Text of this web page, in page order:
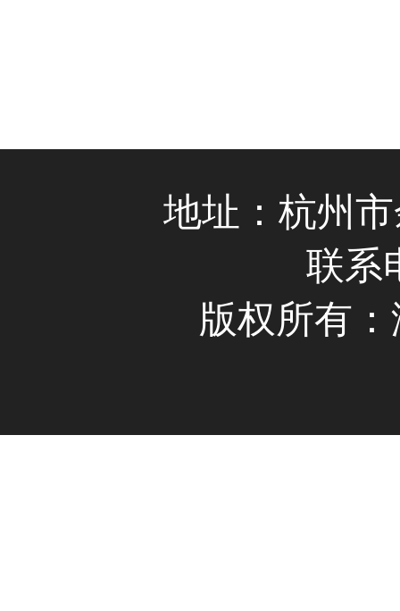
地址：杭州
联系
版权所有